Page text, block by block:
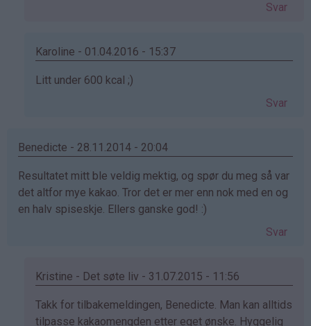
Anorektiker
bekreftet)
Svar
Karoline - 01.04.2016 - 15:37
Som
Anorektiker
bekreftet)
Litt under 600 kcal ;)
Svar
Benedicte - 28.11.2014 - 20:04
Resultatet mitt ble veldig mektig, og spør du meg så var
det altfor mye kakao. Tror det er mer enn nok med en og
en halv spiseskje. Ellers ganske god! :)
Svar
Kristine - Det søte liv - 31.07.2015 - 11:56
Som
svar
Takk for tilbakemeldingen, Benedicte. Man kan alltids
tilpasse kakaomengden etter eget ønske. Hyggelig